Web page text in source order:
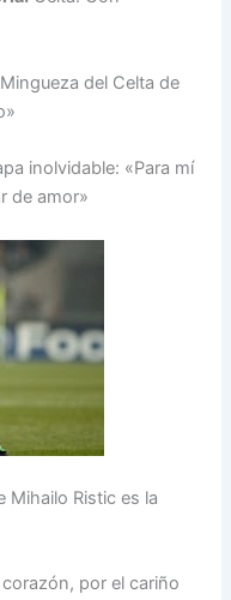
del Celta de
inolvidable: «Para mí
de amor»
Mihailo Ristic es la
por el cariño